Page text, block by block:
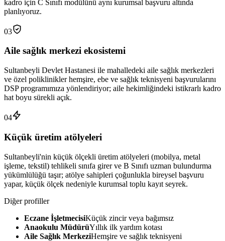
kadro için C Sınıfı modülünü aynı kurumsal başvuru altında
planlıyoruz.
03
Aile sağlık merkezi ekosistemi
Sultanbeyli Devlet Hastanesi ile mahalledeki aile sağlık merkezleri
ve özel poliklinikler hemşire, ebe ve sağlık teknisyeni başvurularını
DSP programımıza yönlendiriyor; aile hekimliğindeki istikrarlı kadro
hat boyu sürekli açık.
04
Küçük üretim atölyeleri
Sultanbeyli'nin küçük ölçekli üretim atölyeleri (mobilya, metal
işleme, tekstil) tehlikeli sınıfa girer ve B Sınıfı uzman bulundurma
yükümlülüğü taşır; atölye sahipleri çoğunlukla bireysel başvuru
yapar, küçük ölçek nedeniyle kurumsal toplu kayıt seyrek.
Diğer profiller
Eczane İşletmecisiKüçük zincir veya bağımsız
Anaokulu MüdürüYıllık ilk yardım kotası
Aile Sağlık MerkeziHemşire ve sağlık teknisyeni